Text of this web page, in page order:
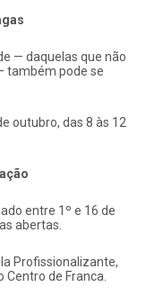
— daquelas que não
também pode se
outubro, das 8 às 12
entre 1º e 16 de
abertas.
Profissionalizante,
Centro de Franca.